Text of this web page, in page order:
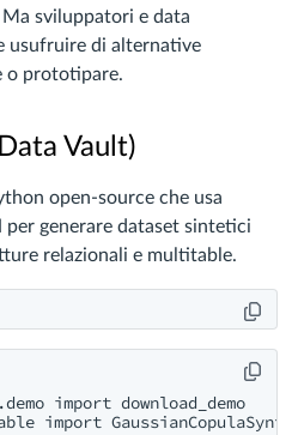
sviluppatori e data
usufruire di alternative
o prototipare.
Vault)
open-source che usa
generare dataset sintetici
relazionali e multitable.
import download_demo
import